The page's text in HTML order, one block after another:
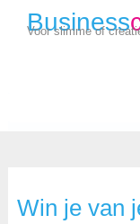
Business
Voor slimme of
Win je van